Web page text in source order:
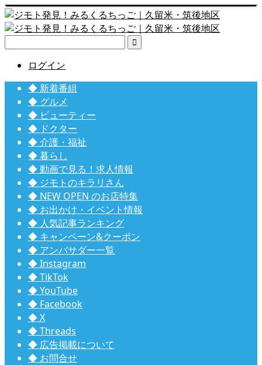

ログイン
◆ 新着番組
◆ グルメ
◆ ビューティー
◆ ドクター
◆ 介護・福祉
◆ 暮らし
◆ 動画で見る！求人情報
◆ ジモトのキラリさん
◆ NEW OPEN のお店特集
◆ お出かけ・イベント情報
◆ 人気記事ランキング
◆ キャンペーン&クーポン
◆ アンバサダー一覧
◆ Instagram
◆ TikTok
◆ YouTube
◆ Facebook
◆ X
◆ Threads
◆ 広告掲載について
◆ お問合せ